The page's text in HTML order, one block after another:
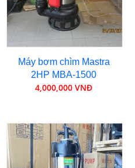
Máy bơm chìm Mastra
2HP MBA-1500
4,000,000 VNĐ